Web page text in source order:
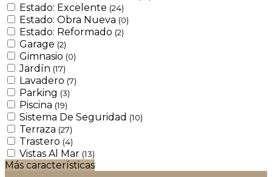
Estado: Excelente (24)
Estado: Obra Nueva (0)
Estado: Reformado (2)
Garage (2)
Gimnasio (0)
Jardín (17)
Lavadero (7)
Parking (3)
Piscina (19)
Sistema De Seguridad (10)
Terraza (27)
Trastero (4)
Vistas Al Mar (13)
Más características